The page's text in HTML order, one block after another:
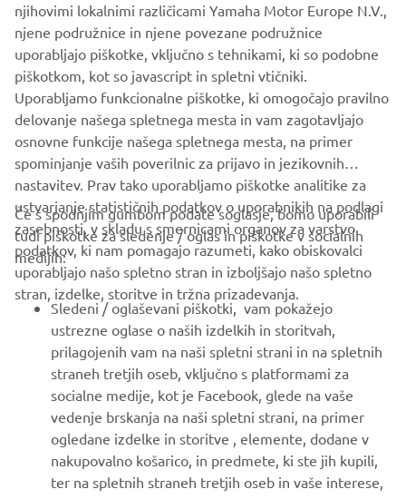
nekomercialne namene brez izrecnega pisnega soglasja
podjetja Yamaha Motor Europe N.V. in/ali Yamaha Motor
Co., Ltd.
Vedno vozite varno in upoštevajte vse lokalne cestne
predpise.
PODJETJA
ZA PODJETJA
VEČ YAMAHA
PODPORA
GLASILO
njihovimi lokalnimi različicami Yamaha Motor Europe N.V.,
njene podružnice in njene povezane podružnice
uporabljajo piškotke, vključno s tehnikami, ki so podobne
piškotkom, kot so javascript in spletni vtičniki.
Uporabljamo funkcionalne piškotke, ki omogočajo pravilno
delovanje našega spletnega mesta in vam zagotavljajo
osnovne funkcije našega spletnega mesta, na primer
spominjanje vaših poverilnic za prijavo in jezikovnih
nastavitev. Prav tako uporabljamo piškotke analitike za
ustvarjanje statističnih podatkov o uporabnikih na podlagi
zasebnosti, v skladu s smernicami organov za varstvo
podatkov, ki nam pomagajo razumeti, kako obiskovalci
uporabljajo našo spletno stran in izboljšajo našo spletno
stran, izdelke, storitve in tržna prizadevanja.
Če s spodnjim gumbom podate soglasje, bomo uporabili
tudi piškotke za sledenje / oglas in piškotke v socialnih
medijih:
Sledeni / oglaševani piškotki, vam pokažejo
ustrezne oglase o naših izdelkih in storitvah,
prilagojenih vam na naši spletni strani in na spletnih
straneh tretjih oseb, vključno s platformami za
socialne medije, kot je Facebook, glede na vaše
vedenje brskanja na naši spletni strani, na primer
ogledane izdelke in storitve , elemente, dodane v
nakupovalno košarico, in predmete, ki ste jih kupili,
ter na spletnih straneh tretjih oseb in vaše interese,